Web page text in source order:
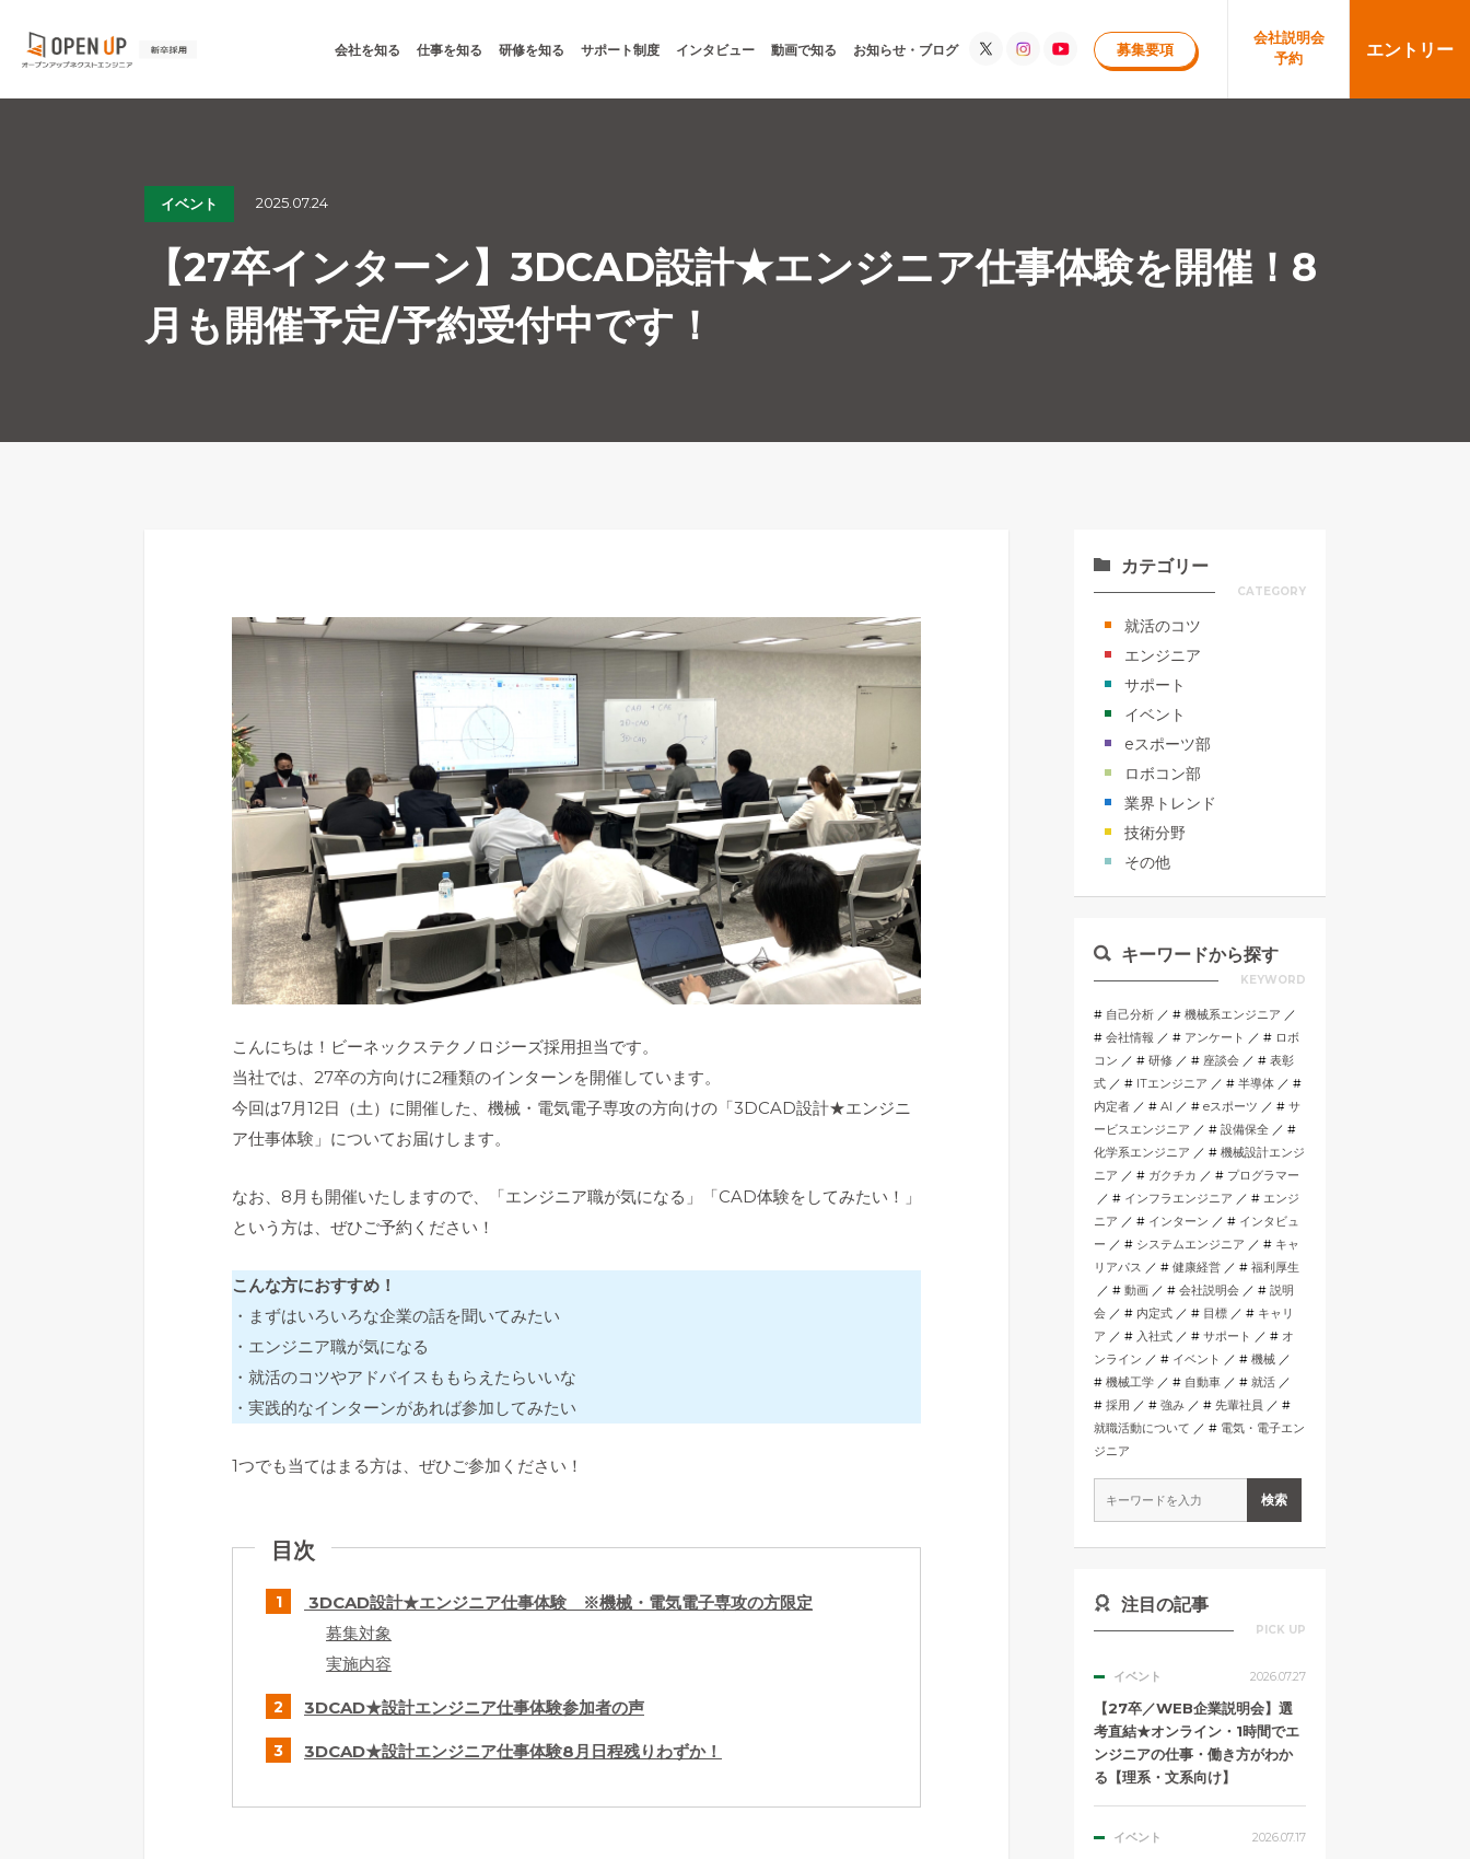
会社を知る 仕事を知る 研修を知る サポート制度 インタビュー 動画で知る お知らせ・ブログ 募集要項
会社説明会
予約
エントリー
イベント 2025.07.24
【27卒インターン】3DCAD設計★エンジニア仕事体験を開催！8
月も開催予定/予約受付中です！
こんにちは！ビーネックステクノロジーズ採用担当です。
当社では、27卒の方向けに2種類のインターンを開催しています。
今回は7月12日（土）に開催した、機械・電気電子専攻の方向けの「3DCAD設計★エンジニ
ア仕事体験」についてお届けします。
なお、8月も開催いたしますので、「エンジニア職が気になる」「CAD体験をしてみたい！」
という方は、ぜひご予約ください！
こんな方におすすめ！
・まずはいろいろな企業の話を聞いてみたい
・エンジニア職が気になる
・就活のコツやアドバイスももらえたらいいな
・実践的なインターンがあれば参加してみたい
1つでも当てはまる方は、ぜひご参加ください！
目次
3DCAD設計★エンジニア仕事体験 ※機械・電気電子専攻の方限定
募集対象
実施内容
3DCAD★設計エンジニア仕事体験参加者の声
3DCAD★設計エンジニア仕事体験8月日程残りわずか！
カテゴリー
CATEGORY
就活のコツ
エンジニア
サポート
イベント
eスポーツ部
ロボコン部
業界トレンド
技術分野
その他
キーワードから探す
KEYWORD
自己分析
機械系エンジニア
会社情報
アンケート
ロボ
コン
研修 座談会
表彰
式
ITエンジニア
半導体
内定者
AI eスポーツ
サ
ービスエンジニア
設備保全
化学系エンジニア
機械設計エンジ
ニア
ガクチカ
プログラマー
インフラエンジニア
エンジ
ニア
インターン
インタビュ
ー
システムエンジニア
キャ
リアパス
健康経営
福利厚生
動画
会社説明会
説明
会
内定式 目標
キャリ
ア
入社式 サポート
オ
ンライン
イベント
機械
機械工学
自動車
就活
採用
強み
先輩社員
就職活動について
電気・電子エン
ジニア
注目の記事
PICK UP
イベント 2026.07.27
【27卒／WEB企業説明会】選
考直結★オンライン・1時間でエ
ンジニアの仕事・働き方がわか
る【理系・文系向け】
イベント 2026.07.17